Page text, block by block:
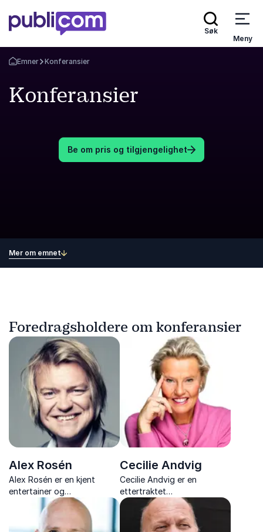
Søk
Meny
Gå tilbake til startsiden
Emner Konferansier
Konferansier
Be om pris og tilgjengelighet
Mer om emnet
Foredragsholdere om konferansier
Alex Rosén
Alex Rosén er en kjent
entertainer og
foredragsholder som
engasjerer med humor,
energi og inspirerende
Cecilie Andvig
Cecilie Andvig er en
ettertraktet
foredragsholder og
mentaltrener, kjent for sitt
arbeid med hvordan mental